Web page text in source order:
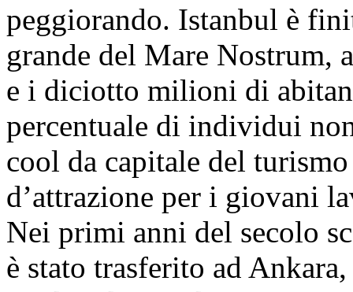
peggiorando. Istanbul è
grande del Mare Nostrum,
e i diciotto milioni di
percentuale di individui
cool da capitale del
d’attrazione per i giovani
Nei primi anni del secolo
è stato trasferito ad